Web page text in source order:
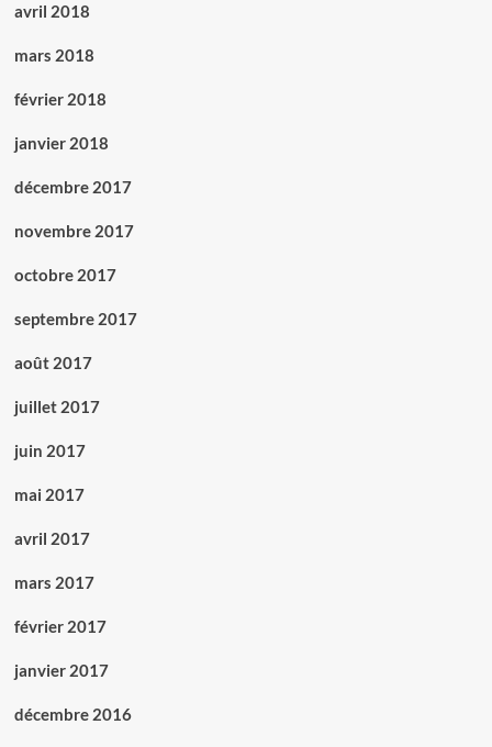
avril 2018
mars 2018
février 2018
janvier 2018
décembre 2017
novembre 2017
octobre 2017
septembre 2017
août 2017
juillet 2017
juin 2017
mai 2017
avril 2017
mars 2017
février 2017
janvier 2017
décembre 2016